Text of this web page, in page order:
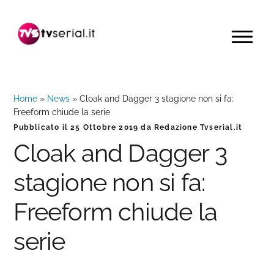
navigazione
contenuto
barra
MENU
Home » News »Cloak and Dagger 3 stagione non si fa:
Freeform chiude la serie
Pubblicato il25 Ottobre 2019 da Redazione Tvserial.it
Cloak and Dagger 3
stagione non si fa:
Freeform chiude la
serie